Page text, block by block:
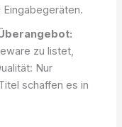
zu listet,
Nur
schaffen es in